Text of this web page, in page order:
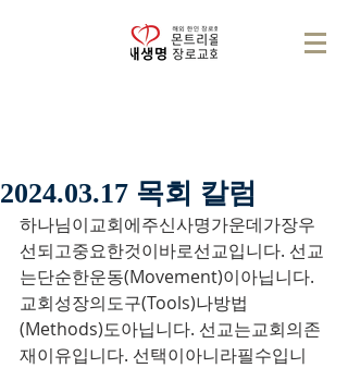
2024.03.17 목회 칼럼
하나님이교회에주신사명가운데가장우
선되고중요한것이바로선교입니다. 선교
는단순한운동(Movement)이아닙니다.
교회성장의도구(Tools)나방법
(Methods)도아닙니다. 선교는교회의존
재이유입니다. 선택이아니라필수입니